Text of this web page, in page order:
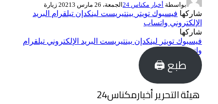
بواسطة أخبار مكناس 24 الجمعة، 26 مارس 2021 3 زيارة
شاركها فيسبوك تويتر بينتيريست لينكدإن تيلقرام البريد
الإلكتروني واتساب
شاركها
فيسبوك تويتر لينكدإن بينتيريست البريد الإلكتروني تيلقرام
واتساب
طبع 🖨
هيئة التحرير أخبارمكناس24